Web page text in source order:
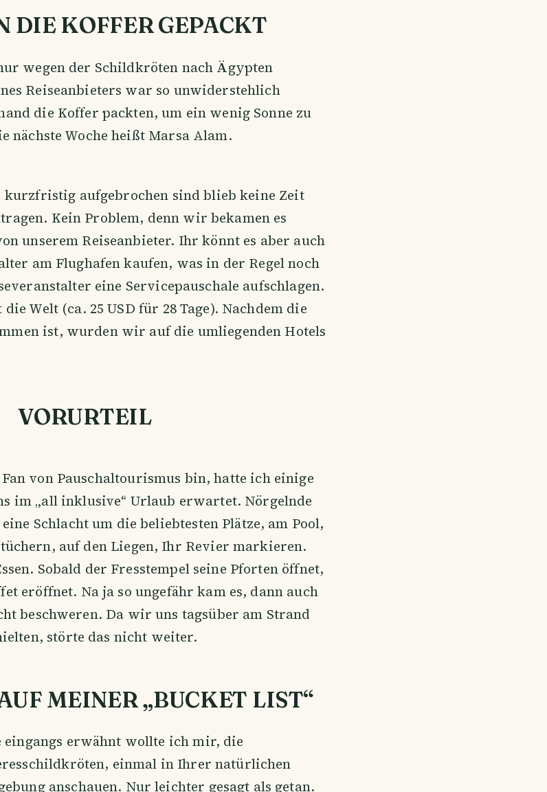
DIE KOFFER GEPACKT
wegen der Schildkröten nach Ägypten
Reiseanbieters war so unwiderstehlich
die Koffer packten, um ein wenig Sonne zu
nächste Woche heißt Marsa Alam.
kurzfristig aufgebrochen sind blieb keine Zeit
Kein Problem, denn wir bekamen es
unserem Reiseanbieter. Ihr könnt es aber auch
am Flughafen kaufen, was in der Regel noch
eine Servicepauschale aufschlagen.
Welt (ca. 25 USD für 28 Tage). Nachdem die
ist, wurden wir auf die umliegenden Hotels
VORURTEIL
von Pauschaltourismus bin, hatte ich einige
im „all inklusive“ Urlaub erwartet. Nörgelnde
Schlacht um die beliebtesten Plätze, am Pool,
auf den Liegen, Ihr Revier markieren.
Sobald der Fresstempel seine Pforten öffnet,
eröffnet. Na ja so ungefähr kam es, dann auch
beschweren. Da wir uns tagsüber am Strand
störte das nicht weiter.
MEINER „BUCKET LIST“
eingangs erwähnt wollte ich mir, die
einmal in Ihrer natürlichen
anschauen. Nur leichter gesagt als getan.